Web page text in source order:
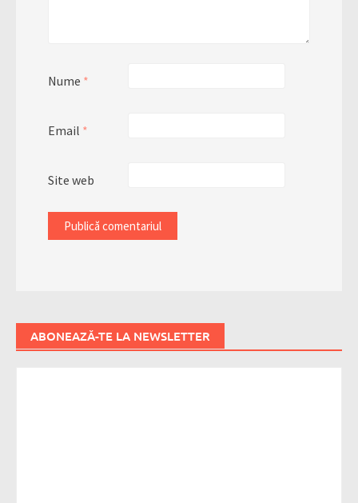
Nume *
Email *
Site web
ABONEAZĂ-TE LA NEWSLETTER